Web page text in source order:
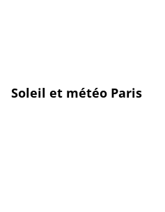
Soleil et météo Paris